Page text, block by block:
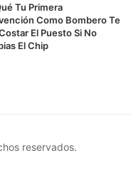
Tu Primera
Como Bombero Te
El Puesto Si No
El Chip
reservados.